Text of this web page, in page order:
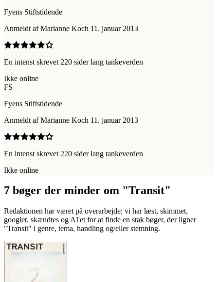
Fyens Stiftstidende
Anmeldt afMarianne Koch 11. januar 2013
En intenst skrevet 220 sider lang tankeverden
Ikke online
FS
Fyens Stiftstidende
Anmeldt afMarianne Koch 11. januar 2013
En intenst skrevet 220 sider lang tankeverden
Ikke online
7 bøger der minder om "Transit"
Redaktionen har været på overarbejde; vi har læst, skimmet,
googlet, skændtes og AI'et for at finde en stak bøger, der ligner
"Transit" i genre, tema, handling og/eller stemning.